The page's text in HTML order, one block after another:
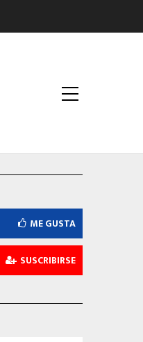
ME GUSTA
SUSCRIBIRSE